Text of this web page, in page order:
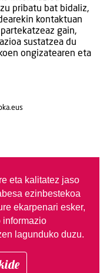
pribatu bat bidaliz,
kontaktuan
gain,
sustatzea du
ongizatearen eta
eta kalitatez jaso
ezinbestekoa
ekarpenari esker,
informazio
lagunduko duzu.